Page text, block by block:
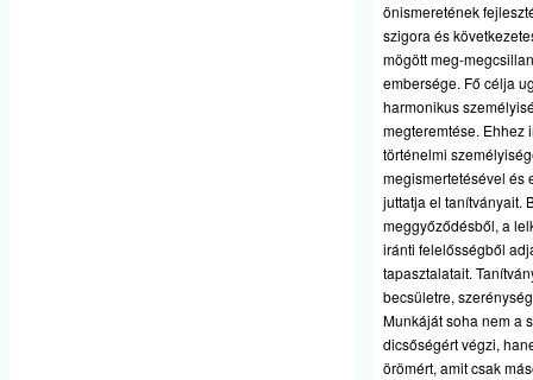
önismeretének
szigora és
mögött meg-
embersége. Fő célja
harmonikus
megteremtése. Ehhez
történelmi
megismertetésével és
juttatja el tanítványait.
meggyőződésből, a
iránti felelősségből
tapasztalatait.
becsületre,
Munkáját soha nem a
dicsőségért végzi,
örömért, amit csak